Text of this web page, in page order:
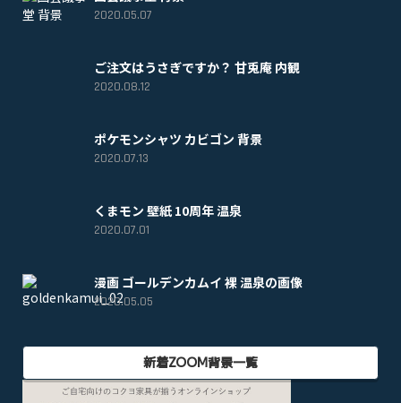
2020.05.07
ご注文はうさぎですか？ 甘兎庵 内観
2020.08.12
ポケモンシャツ カビゴン 背景
2020.07.13
くまモン 壁紙 10周年 温泉
2020.07.01
漫画 ゴールデンカムイ 裸 温泉の画像
2020.05.05
新着ZOOM背景一覧